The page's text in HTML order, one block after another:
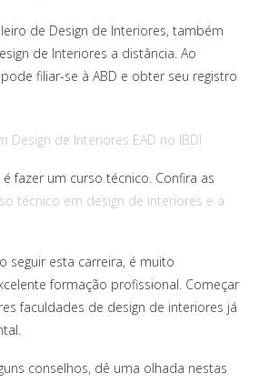
de Design de Interiores, também
de Interiores a distância. Ao
filiar-se à ABD e obter seu registro
Design de Interiores EAD no IBDI
fazer um curso técnico. Confira as
técnico em design de interiores e a
seguir esta carreira, é muito
formação profissional. Começar
faculdades de design de interiores já
conselhos, dê uma olhada nestas